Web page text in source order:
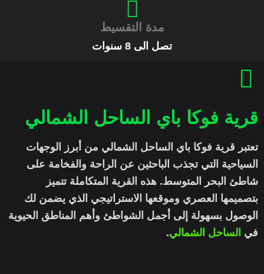
مدة التقسيط
تصل الى 8 سنوات
قرية فوكا باي الساحل الشمالي
تعتبر قرية فوكا باي الساحل الشمالي من أبرز الوجهات
السياحية التي تجذب الباحثين عن الراحة والفخامة على
شاطئ البحر المتوسط. هذه القرية المتكاملة تتميز
بتصميمها العصري وموقعها الاستراتيجي الذي يضمن لك
الوصول بسهولة إلى أجمل الشواطئ وأهم المناطق الحيوية
في الساحل الشمالي.